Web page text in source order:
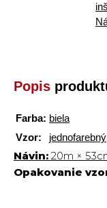
Popis
Farba: biela
Vzor:
jednofarebný
Návin: 20m ×
Opakovanie